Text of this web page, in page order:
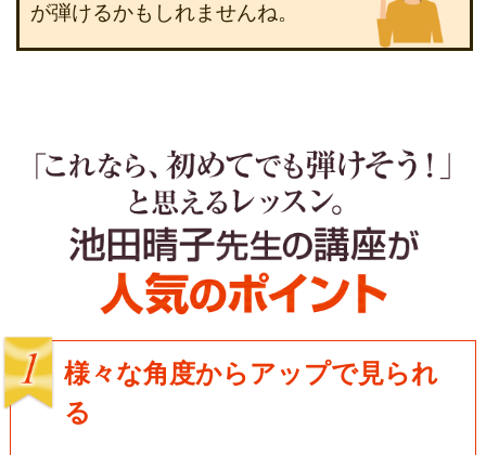
が弾けるかもしれませんね。
ッスン。池田先生のレッスンが今、人気の理由
様々な角度からアップで見られ
る